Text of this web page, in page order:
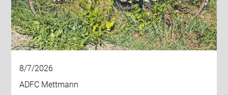
8/7/2026
ADFC Mettmann